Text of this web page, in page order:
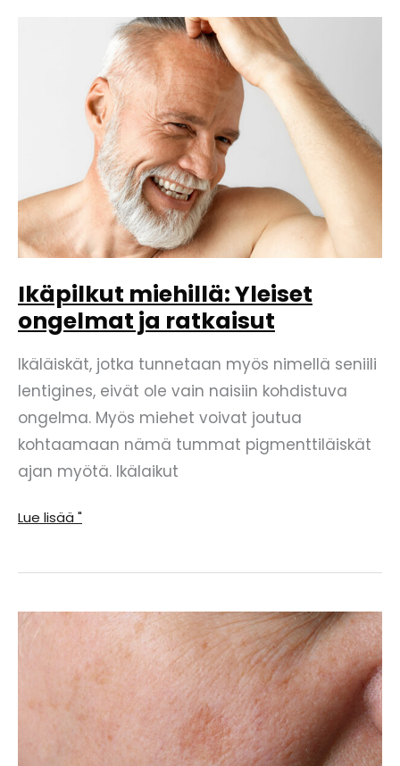
aurinkosuojaus
Ikäpilkut miehillä: Yleiset
ongelmat ja ratkaisut
Ikäläiskät, jotka tunnetaan myös nimellä seniili
lentigines, eivät ole vain naisiin kohdistuva
ongelma. Myös miehet voivat joutua
kohtaamaan nämä tummat pigmenttiläiskät
ajan myötä. Ikälaikut
Ikäpilkut
Yleiset
ja
Lue lisää "